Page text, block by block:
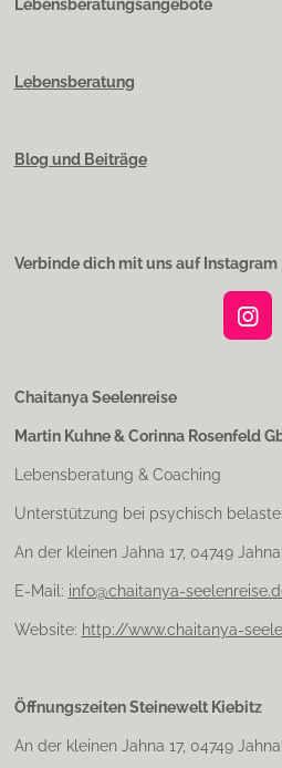
Lebensberatungsangebote
Lebensberatung
Blog und Beiträge
Verbinde dich mit uns auf Instagram
I
g
m
Chaitanya Seelenreise
Martin Kuhne & Corinna Rosenfeld
Lebensberatung & Coaching
Unterstützung bei psychisch
An der kleinen Jahna 17, 04749
E-Mail: info@chaitanya-
Website: http://www.chaitanya-
Öffnungszeiten Steinewelt Kiebitz
An der kleinen Jahna 17, 04749